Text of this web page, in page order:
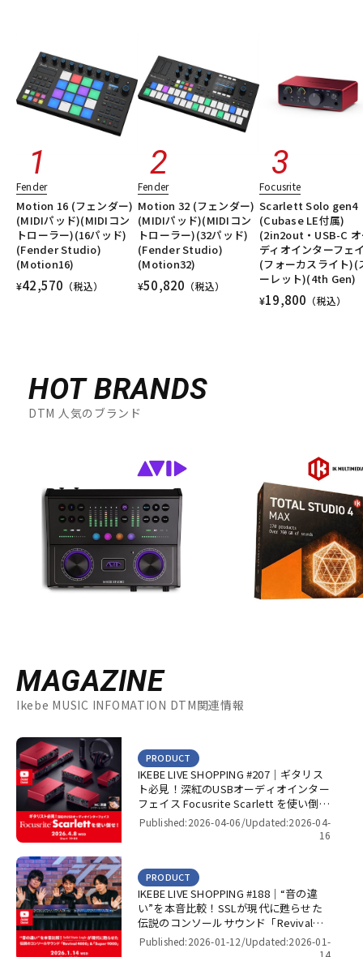
Fender
Motion 16 (フェンダー)
(MIDIパッド)(MIDIコン
トローラー)(16パッド)
(Fender Studio)
(Motion16)
¥42,570 （税込）
Fender
Motion 32 (フェンダー)
(MIDIパッド)(MIDIコン
トローラー)(32パッド)
(Fender Studio)
(Motion32)
¥50,820 （税込）
Focusrite
Scarlett Solo gen4
(Cubase LE付属)
(2in2out・USB-C
ディオインターフェ
(フォーカスライト)(
ーレット)(4th Gen)
¥19,800 （税込）
HOT BRANDS
DTM 人気のブランド
MAGAZINE
Ikebe MUSIC INFOMATION DTM関連情報
IKEBE LIVE SHOPPING #207｜ギタリス
ト必見！深紅のUSBオーディオインター
フェイス Focusrite Scarlett を使い倒
せ！【presented by パワーレック】
PRODUCT
Published:2026-04-06/Updated:2026-04-
16
IKEBE LIVE SHOPPING #188｜“音の違
い”を本音比較！SSLが現代に甦らせた
伝説のコンソールサウンド「Revival
4000」＆「Super 9000」【presented
PRODUCT
Published:2026-01-12/Updated:2026-01-
14